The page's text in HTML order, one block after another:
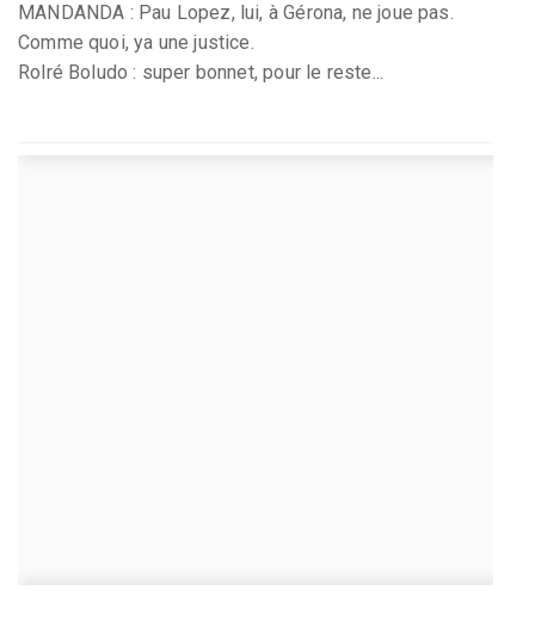
MANDANDA : Pau Lopez, lui, à Gérona, ne joue pas.
Comme quoi, ya une justice.
Rolré Boludo : super bonnet, pour le reste...